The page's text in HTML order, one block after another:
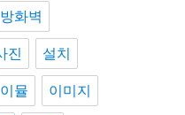
방화벽
진 설치
이뮬 이미지